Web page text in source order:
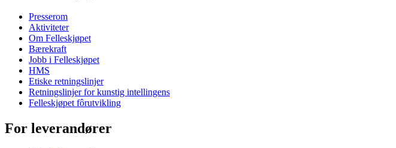
Presserom
Aktiviteter
Om Felleskjøpet
Bærekraft
Jobb i Felleskjøpet
HMS
Etiske retningslinjer
Retningslinjer for kunstig intellingens
Felleskjøpet fôrutvikling
For leverandører